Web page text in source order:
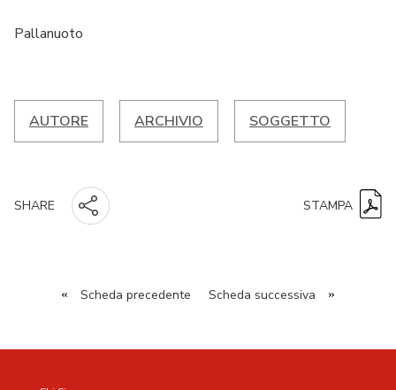
Pallanuoto
AUTORE ARCHIVIO SOGGETTO
SHARE STAMPA
« Scheda precedente Scheda successiva »